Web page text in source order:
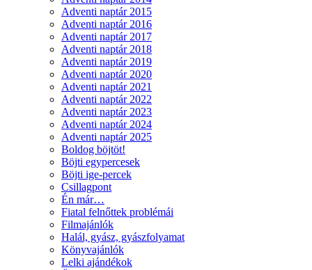
Adventi naptár 2015
Adventi naptár 2016
Adventi naptár 2017
Adventi naptár 2018
Adventi naptár 2019
Adventi naptár 2020
Adventi naptár 2021
Adventi naptár 2022
Adventi naptár 2023
Adventi naptár 2024
Adventi naptár 2025
Boldog böjtöt!
Böjti egypercesek
Böjti ige-percek
Csillagpont
Én már…
Fiatal felnőttek problémái
Filmajánlók
Halál, gyász, gyászfolyamat
Könyvajánlók
Lelki ajándékok